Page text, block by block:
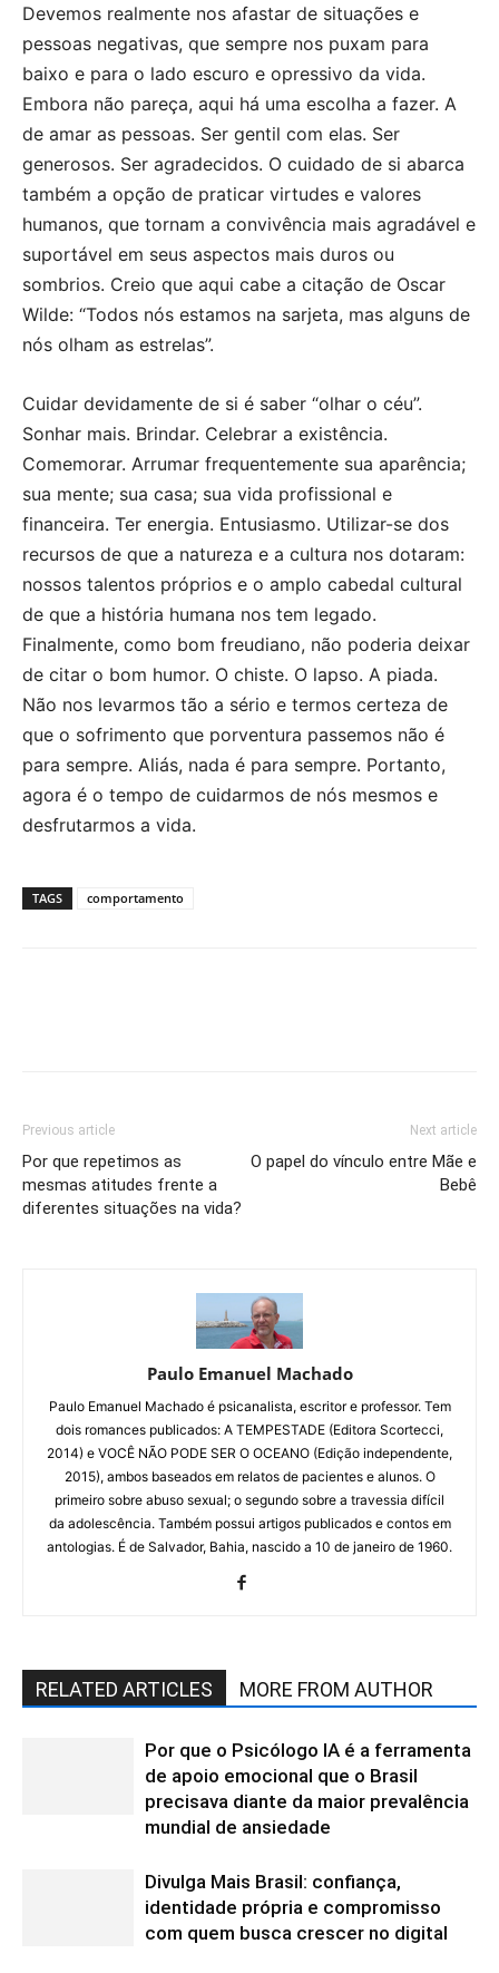
Devemos realmente nos afastar de situações e
pessoas negativas, que sempre nos puxam para
baixo e para o lado escuro e opressivo da vida.
Embora não pareça, aqui há uma escolha a fazer. A
de amar as pessoas. Ser gentil com elas. Ser
generosos. Ser agradecidos. O cuidado de si abarca
também a opção de praticar virtudes e valores
humanos, que tornam a convivência mais agradável e
suportável em seus aspectos mais duros ou
sombrios. Creio que aqui cabe a citação de Oscar
Wilde: “Todos nós estamos na sarjeta, mas alguns de
nós olham as estrelas”.
Cuidar devidamente de si é saber “olhar o céu”.
Sonhar mais. Brindar. Celebrar a existência.
Comemorar. Arrumar frequentemente sua aparência;
sua mente; sua casa; sua vida profissional e
financeira. Ter energia. Entusiasmo. Utilizar-se dos
recursos de que a natureza e a cultura nos dotaram:
nossos talentos próprios e o amplo cabedal cultural
de que a história humana nos tem legado.
Finalmente, como bom freudiano, não poderia deixar
de citar o bom humor. O chiste. O lapso. A piada.
Não nos levarmos tão a sério e termos certeza de
que o sofrimento que porventura passemos não é
para sempre. Aliás, nada é para sempre. Portanto,
agora é o tempo de cuidarmos de nós mesmos e
desfrutarmos a vida.
TAGS comportamento
Previous article
Por que repetimos as
mesmas atitudes frente a
diferentes situações na vida?
Next article
O papel do vínculo entre Mãe e
Bebê
Paulo Emanuel Machado
Paulo Emanuel Machado é psicanalista, escritor e professor. Tem
dois romances publicados: A TEMPESTADE (Editora Scortecci,
2014) e VOCÊ NÃO PODE SER O OCEANO (Edição independente,
2015), ambos baseados em relatos de pacientes e alunos. O
primeiro sobre abuso sexual; o segundo sobre a travessia difícil
da adolescência. Também possui artigos publicados e contos em
antologias. É de Salvador, Bahia, nascido a 10 de janeiro de 1960.
RELATED ARTICLES MORE FROM AUTHOR
Por que o Psicólogo IA é a ferramenta
de apoio emocional que o Brasil
precisava diante da maior prevalência
mundial de ansiedade
Divulga Mais Brasil: confiança,
identidade própria e compromisso
com quem busca crescer no digital